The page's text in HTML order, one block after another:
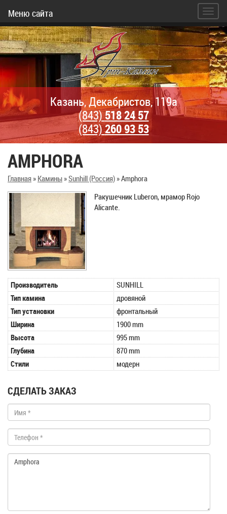
Меню сайта
Казань, Декабристов, 119а
(843)518 24 57
(843)260 93 53
AMPHORA
Главная» Камины»Sunhill (Россия)»Amphora
Ракушечник Luberon, мрамор Rojo
Alicante.
Производитель
SUNHILL
Тип камина
дровяной
Тип установки
фронтальный
Ширина
1900 mm
Высота
995 mm
Глубина
870 mm
Стили
модерн
СДЕЛАТЬ ЗАКАЗ